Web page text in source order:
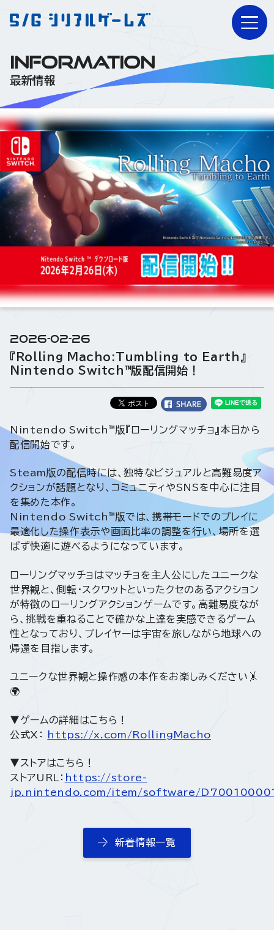
INFORMATION
最新情報
2026-02-26
『Rolling Macho:Tumbling to Earth』
Nintendo Switch™版配信開始！
Nintendo Switch™版『ローリングマッチョ』本日から
配信開始です。
Steam版の配信時には、独特なビジュアルと高難易度ア
クションが話題となり、コミュニティやSNSを中心に注目
を集めた本作。
Nintendo Switch™版では、携帯モードでのプレイに
最適化した操作表示や画面比率の調整を行い、場所を選
ばず快適に遊べるようになっています。
ローリングマッチョはマッチョを主人公にしたユニークな
世界観と、側転・スクワットといったクセのあるアクション
が特徴のローリングアクションゲームです。高難易度なが
ら、挑戦を重ねることで確かな上達を実感できるゲーム
性となっており、プレイヤーは宇宙を旅しながら地球への
帰還を目指します。
ユニークな世界観と操作感の本作をお楽しみください🤸
🌍️
▼ゲームの詳細はこちら！
公式X：
https://x.com/RollingMacho
▼ストアはこちら！
ストアURL： https://store-
jp.nintendo.com/item/software/
新着情報一覧